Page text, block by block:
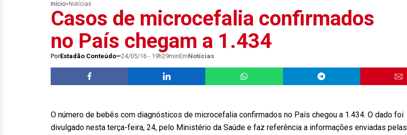
Início> Notícias
Casos de microcefalia confirmados
no País chegam a 1.434
PorEstadão Conteúdo 24/05/16 - 19h29minEmNotícias
O número de bebês com diagnósticos de microcefalia confirmados no País chegou a 1.434. O dado foi
divulgado nesta terça-feira, 24, pelo Ministério da Saúde e faz referência a informações enviadas pelas